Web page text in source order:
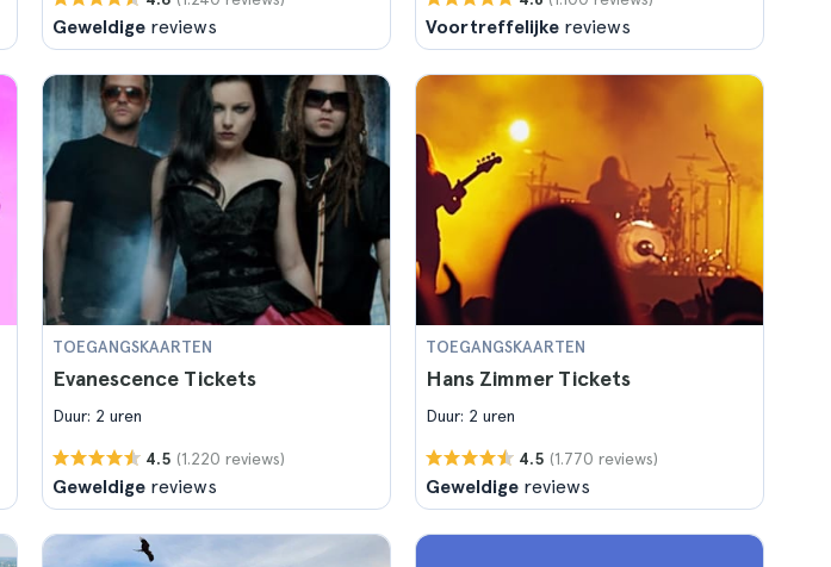
Geweldige reviews Voortreffelijke reviews
TOEGANGSKAARTEN
Evanescence Tickets
Duur: 2 uren
4.5 (1.220 reviews)
Geweldige reviews
TOEGANGSKAARTEN
Hans Zimmer Tickets
Duur: 2 uren
4.5 (1.770 reviews)
Geweldige reviews